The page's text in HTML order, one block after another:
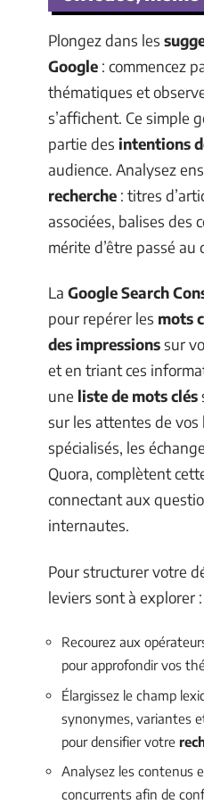
Plongez dans les
Google : commencez
thématiques et
s’affichent. Ce simple
partie des intentions
audience. Analysez
recherche : titres
associées, balises des
mérite d’être passé au
La Google Search
pour repérer les mots
des impressionssur
et en triant ces
une liste de mots clés
sur les attentes de vos
spécialisés, les
Quora, complètent
connectant aux
internautes.
Pour structurer votre
leviers sont à explorer :
Recourez aux
pour approfondir vos
Élargissez le champ
synonymes, variantes
pour densifier votre
Analysez les contenus
concurrents afin de